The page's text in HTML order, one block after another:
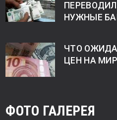
НУЖНЫЕ
ЧТО
ЦЕН НА
ФОТО ГАЛЕРЕЯ